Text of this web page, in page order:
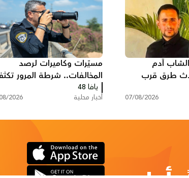
آدم
طرق قرب
07/08/2026
مسيّرات وكاميرات لرصد
المخالفات.. شرطة المرور
حملاتها على الطرق
يافا 48
أخبار محلية 2026